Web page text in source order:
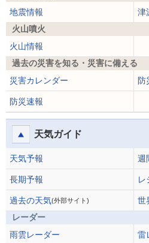
地震情報
津
火山噴火
火山情報
過去の災害を知る・災害に備える
災害カレンダー
防
防災速報
天気ガイド
天気予報 週
長期予報 レ
過去の天気(外部サイト)
世
レーダー
雨雲レーダー
雷